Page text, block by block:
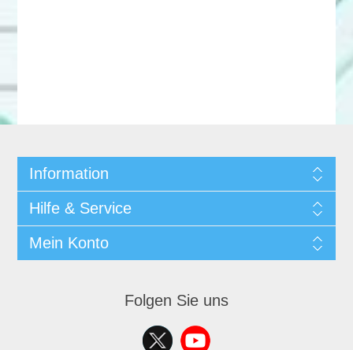
Information
Hilfe & Service
Mein Konto
Folgen Sie uns